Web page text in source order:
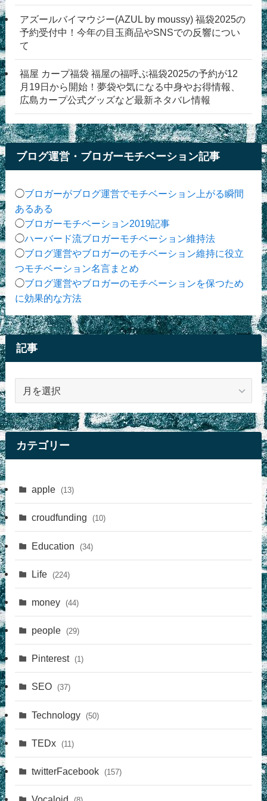
アズールバイマウジー(AZUL by moussy) 福袋2025の
予約受付中！今年の目玉商品やSNSでの反響につい
て
福屋 カープ福袋 福屋の福呼ぶ福袋2025の予約が12
月19日から開始！夢袋や気になる中身やお得情報、
広島カープ公式グッズなど最新ネタバレ情報
ブログ運営・ブロガーモチベーション記事
◯ブロガーがブログ運営でモチベーション上がる瞬間
あるある
◯ブロガーモチベーション2019記事
◯ハーバード流ブロガーモチベーション維持法
◯ブログ運営やブロガーのモチベーション維持に役立
つモチベーション名言まとめ
◯ブログ運営やブロガーのモチベーションを保つため
に効果的な方法
記事
カテゴリー
apple (13)
croudfunding (10)
Education (34)
Life (224)
money (44)
people (29)
Pinterest (1)
SEO (37)
Technology (50)
TEDx (11)
twitterFacebook (157)